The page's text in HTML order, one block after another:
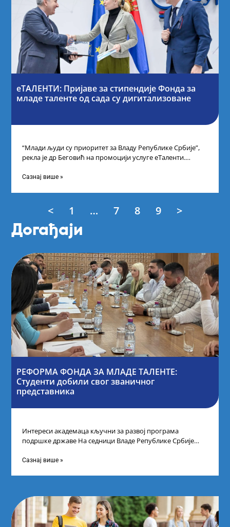
еТАЛЕНТИ: Пријаве за стипендије Фонда за
младе таленте од сада су дигитализоване
“Млади људи су приоритет за Владу Републике Србије”,
рекла је др Беговић на промоцији услуге еТаленти.
Сазнај више »
< 1 … 7 8 9 >
Догађаји
РЕФОРМА ФОНДА ЗА МЛАДЕ ТАЛЕНТЕ:
Студенти добили свог званичног
представника
Интереси академаца кључни за развој програма
подршке државе На седници Владе Републике Србије
Сазнај више »